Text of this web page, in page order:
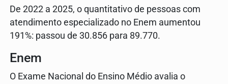
De 2022 a 2025, o quantitativo de pessoas com
atendimento especializado no Enem aumentou
191%: passou de 30.856 para 89.770.
Enem
O Exame Nacional do Ensino Médio avalia o